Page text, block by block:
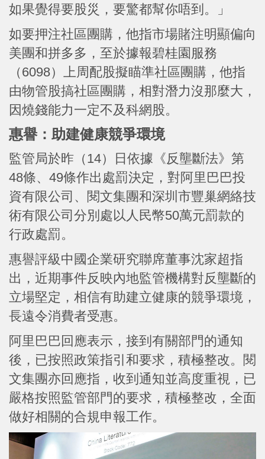
如果覺得要股災，要驚都幫你唔到。」
如要押注社區團購，他指市場賭注明顯偏向
美團和拼多多，至於據報碧桂園服務
（6098）上周配股擬瞄準社區團購，他指
由物管股搞社區團購，相對潛力沒那麼大，
因燒錢能力一定不及科網股。
惠譽：助建健康競爭環境
監管局於昨（14）日依據《反壟斷法》第
48條、49條作出處罰決定，對阿里巴巴投
資有限公司、閱文集團和深圳市豐巢網絡技
術有限公司分別處以人民幣50萬元罰款的
行政處罰。
惠譽評級中國企業研究聯席董事沈家超指
出，近期事件反映內地監管機構對反壟斷的
立場堅定，相信有助建立健康的競爭環境，
長遠令消費者受惠。
阿里巴巴回應表示，接到有關部門的通知
後，已按照政策指引和要求，積極整改。閱
文集團亦回應指，收到通知並高度重視，已
嚴格按照監管部門的要求，積極整改，全面
做好相關的合規申報工作。